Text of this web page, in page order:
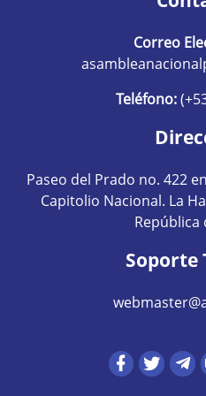
Correo
Teléfono:
Paseo del Prado no. 422
Capitolio Nacional. La
República
Soporte